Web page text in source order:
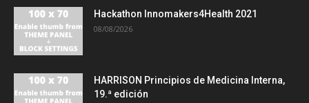
Hackathon Innomakers4Health 2021
08/08/2026
HARRISON Principios de Medicina Interna,
19.ª edición